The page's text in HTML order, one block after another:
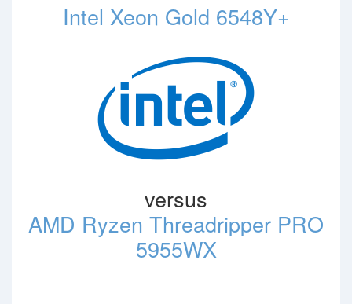
Intel Xeon Gold 6548Y+
versus
AMD Ryzen Threadripper PRO
5955WX